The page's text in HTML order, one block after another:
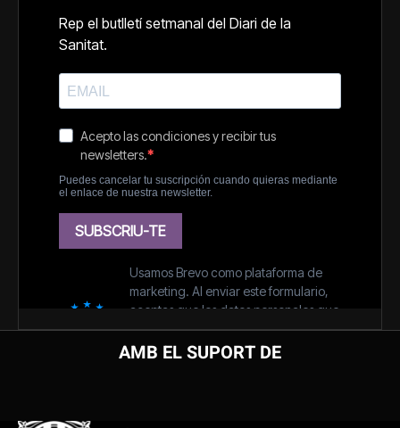
AMB EL SUPORT DE